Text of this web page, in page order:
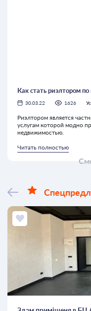
Как стать риэлтором
30.03.22 1626
Риэлтором является
услугам которой модно
недвижимостью.
Читать полностью